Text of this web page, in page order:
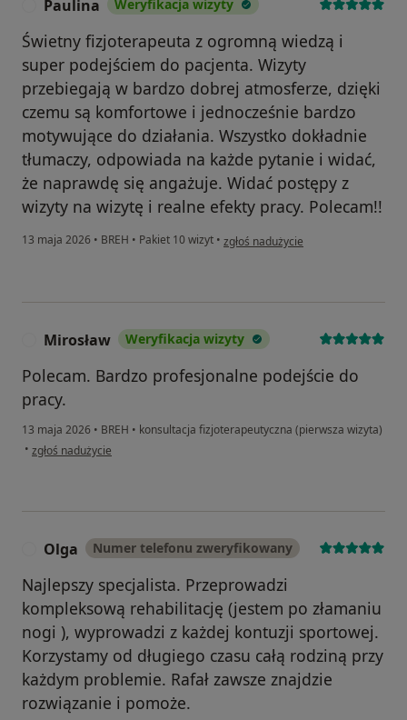
Paulina Weryfikacja wizyty
Świetny fizjoterapeuta z ogromną wiedzą i
super podejściem do pacjenta. Wizyty
przebiegają w bardzo dobrej atmosferze, dzięki
czemu są komfortowe i jednocześnie bardzo
motywujące do działania. Wszystko dokładnie
tłumaczy, odpowiada na każde pytanie i widać,
że naprawdę się angażuje. Widać postępy z
wizyty na wizytę i realne efekty pracy. Polecam!!
13 maja 2026 • BREH • Pakiet 10 wizyt • w opinii użytkownika Paulina
zgłoś nadużycie
Mirosław Weryfikacja wizyty
Polecam. Bardzo profesjonalne podejście do
pracy.
13 maja 2026 • BREH • konsultacja fizjoterapeutyczna (pierwsza wizyta)
• w opinii użytkownika Mirosław
zgłoś nadużycie
Olga Numer telefonu zweryfikowany
Najlepszy specjalista. Przeprowadzi
kompleksową rehabilitację (jestem po złamaniu
nogi ), wyprowadzi z każdej kontuzji sportowej.
Korzystamy od długiego czasu całą rodziną przy
każdym problemie. Rafał zawsze znajdzie
rozwiązanie i pomoże.